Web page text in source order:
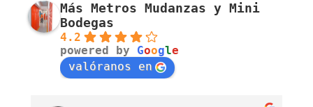
Más Metros Mudanzas y Mini
Bodegas
4.2
powered by Google
valóranos en